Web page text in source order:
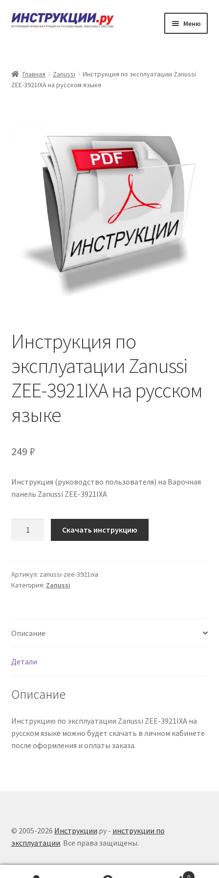
Перейти
к
Перейти
к
Меню
Каталог инструкций по эксплуатации
Контакты
Главная Zanussi
Инструкция по эксплуатации Zanussi
ZEE-3921IXA на русском языке
Инструкция по
эксплуатации Zanussi
ZEE-3921IXA на русском
языке
249 ₽
Инструкция (руководство пользователя) на Варочная
панель Zanussi ZEE-3921IXA
Zanussi
ZEE-
языке
Скачать инструкцию
Артикул: zanussi-zee-3921ixa
Категория: Zanussi
Описание
Детали
Описание
Инструкцию по эксплуатации Zanussi ZEE-3921IXA на
русском языке можно будет скачать в личном кабинете
после оформления и оплаты заказа.
© 2005-2026 Инструкции.ру - инструкции по
эксплуатации. Все права защищены.